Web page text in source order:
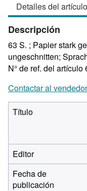
Detalles del artículo
Descripción
63 S. ; Papier stark
ungeschnitten;
N° de ref. del artículo
Contactar al vendedor
Título
Editor
Fecha de
publicación